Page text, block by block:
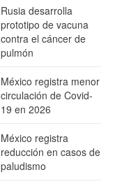
Rusia desarrolla
prototipo de vacuna
contra el cáncer de
pulmón
México registra menor
circulación de Covid-
19 en 2026
México registra
reducción en casos de
paludismo